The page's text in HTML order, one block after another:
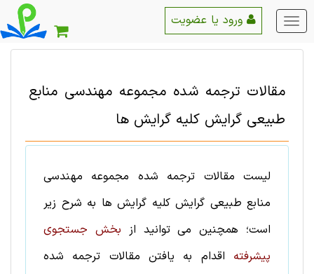
منو
اصلی
مقالات ترجمه شده مجموعه مهندسی منابع
طبيعی گرایش کلیه گرایش ها
لیست مقالات ترجمه شده مجموعه مهندسی
منابع طبيعی گرایشکلیه گرایش ها به شرح زیر
است؛ همچنین می توانید از بخش جستجوی
پیشرفته اقدام به یافتن مقالات ترجمه شده